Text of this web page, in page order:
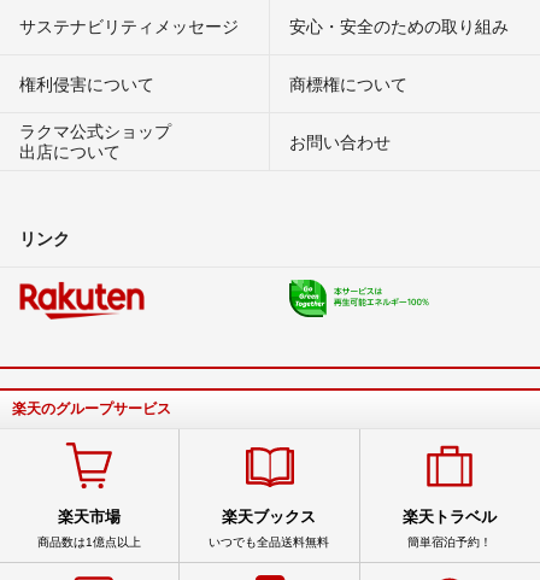
サステナビリティメッセージ 安心・安全のための取り組み
権利侵害について
商標権について
ラクマ公式ショップ
出店について
お問い合わせ
リンク
楽天のグループサービス
楽天市場
商品数は1億点以上
楽天ブックス
いつでも全品送料無料
楽天トラベル
簡単宿泊予約！